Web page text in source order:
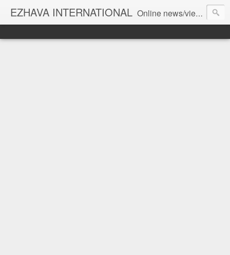
EZHAVA INTERNATIONAL Online news/views JOURNAL... Connecting the community worldwide Editorial Director: Prem Chandran